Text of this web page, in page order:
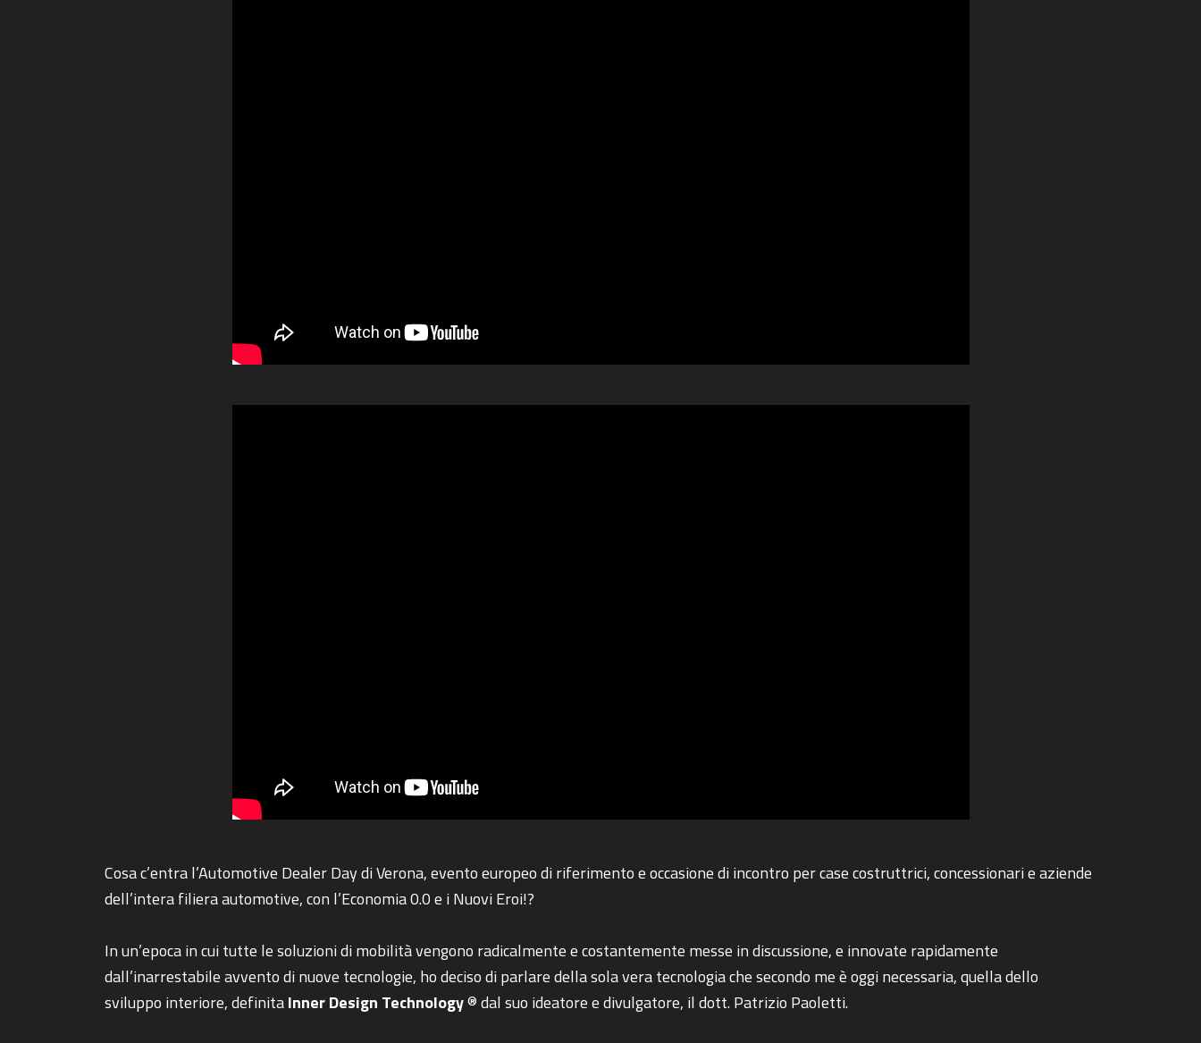
Cosa c’entra l’Automotive Dealer Day di Verona, evento europeo di riferimento e occasione di incontro per case costruttrici, concessionari e aziende
dell’intera filiera automotive, con l’Economia 0.0 e i Nuovi Eroi!?
In un’epoca in cui tutte le soluzioni di mobilità vengono radicalmente e costantemente messe in discussione, e innovate rapidamente
dall’inarrestabile avvento di nuove tecnologie, ho deciso di parlare della sola vera tecnologia che secondo me è oggi necessaria, quella dello
sviluppo interiore, definitaInner Design Technology® dal suo ideatore e divulgatore, il dott. Patrizio Paoletti.